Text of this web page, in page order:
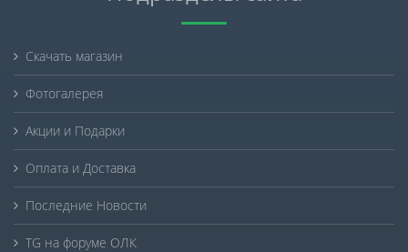
Скачать магазин
Фотогалерея
Акции и Подарки
Оплата и Доставка
Последние Новости
TG на форуме ОЛК